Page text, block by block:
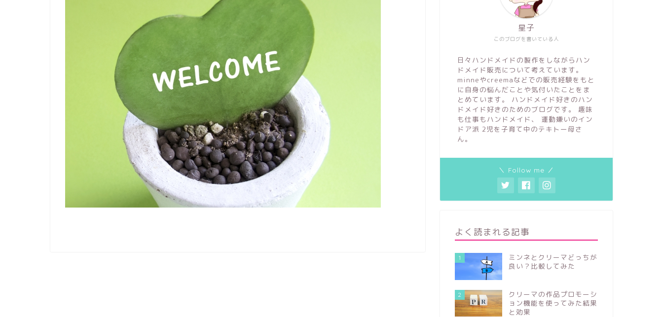
このブログを書いている人
星子
日々ハンドメイドの製作をしながらハン
ドメイド販売について考えています。
minneやcreemaなどでの販売経験をもと
に自身の悩んだことや気付いたことをま
とめています。 ハンドメイド好きのハン
ドメイド好きのためのブログです。 趣味
も仕事もハンドメイド、 運動嫌いのイン
ドア派 2児を子育て中のテキトー母さ
ん。
＼ Follow me ／
よく読まれる記事
1
ミンネとクリーマどっちが
良い？比較してみた
2
クリーマの作品プロモーシ
ョン機能を使ってみた結果
と効果